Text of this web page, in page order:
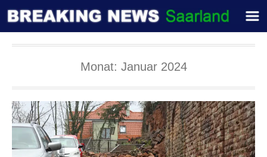
Monat: Januar 2024